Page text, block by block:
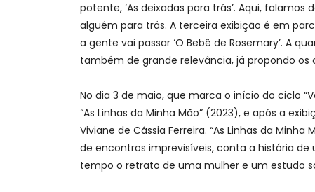
potente, ‘As deixadas para trás’. Aqui,
alguém para trás. A terceira exibição é em
a gente vai passar ‘O Bebê de Rosemary’. A
também de grande relevância, já propondo os
No dia 3 de maio, que marca o início do ciclo
“As Linhas da Minha Mão” (2023), e após a
Viviane de Cássia Ferreira. “As Linhas da
de encontros imprevisíveis, conta a história
tempo o retrato de uma mulher e um estudo